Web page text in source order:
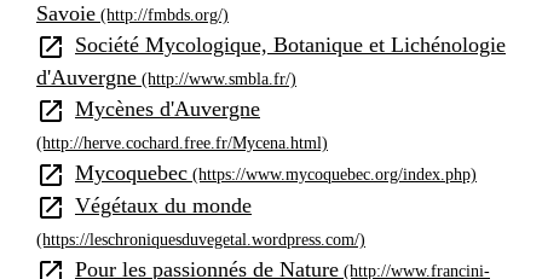
Savoie (http://fmbds.org/)
open_in_new Société Mycologique, Botanique et Lichénologie
d'Auvergne (http://www.smbla.fr/)
open_in_new Mycènes d'Auvergne
(http://herve.cochard.free.fr/Mycena.html)
open_in_new Mycoquebec (https://www.mycoquebec.org/index.php)
open_in_new Végétaux du monde
(https://leschroniquesduvegetal.wordpress.com/)
open_in_new Pour les passionnés de Nature (http://www.francini-